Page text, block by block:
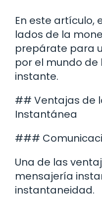
En este artículo,
lados de la
prepárate para
por el mundo de
instante.
## Ventajas de
Instantánea
###
Una de las
mensajería
instantaneidad.